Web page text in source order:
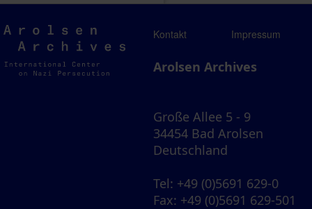
Arolsen
Archives
Kontakt Impressum
Arolsen Archives
Große Allee 5 - 9
34454 Bad Arolsen
Deutschland
Tel: +49 (0)5691 629-0
Fax: +49 (0)5691 629-501